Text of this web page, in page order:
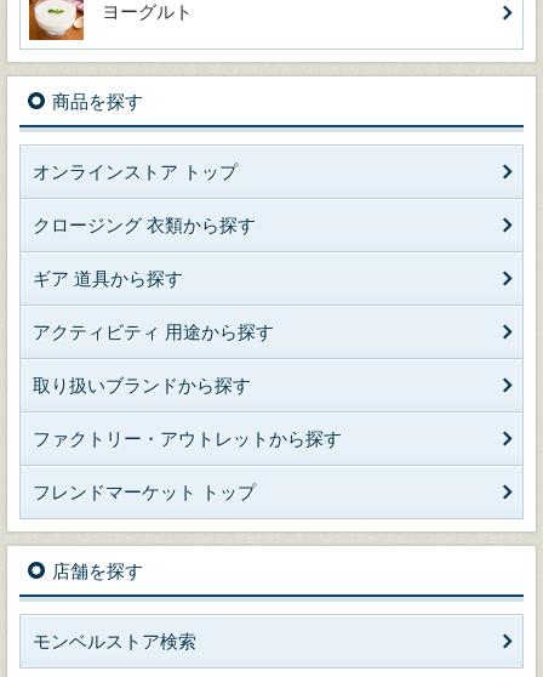
ヨーグルト
商品を探す
オンラインストア トップ
クロージング 衣類から探す
ギア 道具から探す
アクティビティ 用途から探す
取り扱いブランドから探す
ファクトリー・アウトレットから探す
フレンドマーケット トップ
店舗を探す
モンベルストア検索